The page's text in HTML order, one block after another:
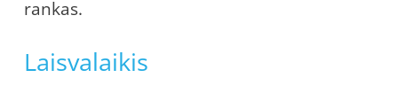
rankas.
Laisvalaikis